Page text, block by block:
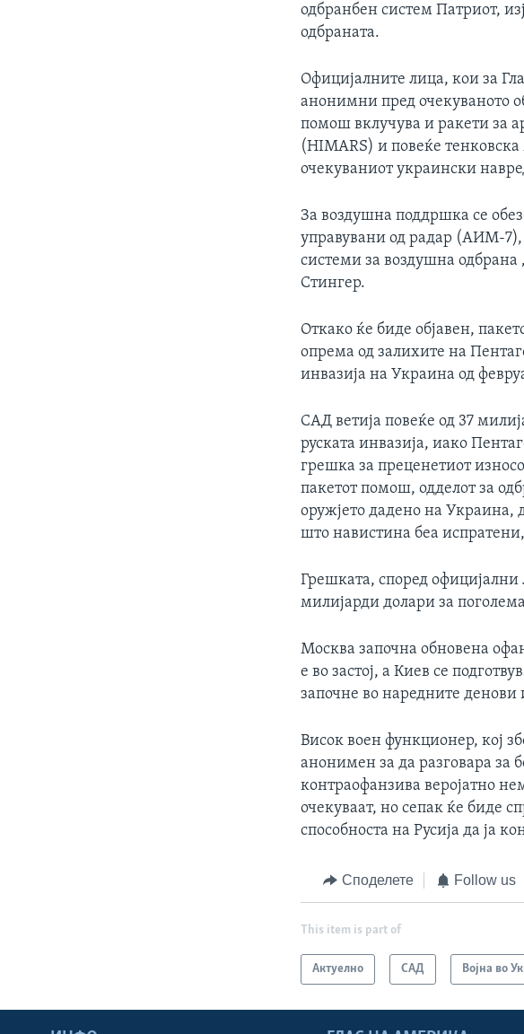
одбранбен систем Патриот,
одбраната.
Официјалните лица, кои за
анонимни пред очекуваното
помош вклучува и ракети за
(HIMARS) и повеќе
очекуваниот украински
За воздушна поддршка се
управувани од радар (АИМ-7),
системи за воздушна одбрана
Стингер.
Откако ќе биде објавен,
опрема од залихите на
инвазија на Украина од
САД ветија повеќе од 37
руската инвазија, иако
грешка за преценетиот
пакетот помош, одделот за
оружјето дадено на Украина,
што навистина беа
Грешката, според официјални
милијарди долари за
Москва започна обновена
е во застој, а Киев се
започне во наредните денови
Висок воен функционер, кој
анонимен за да разговара за
контраофанзива веројатно
очекуваат, но сепак ќе биде
способноста на Русија да ја
Споделете Follow us
This item is part of
Актуелно САД Војна во